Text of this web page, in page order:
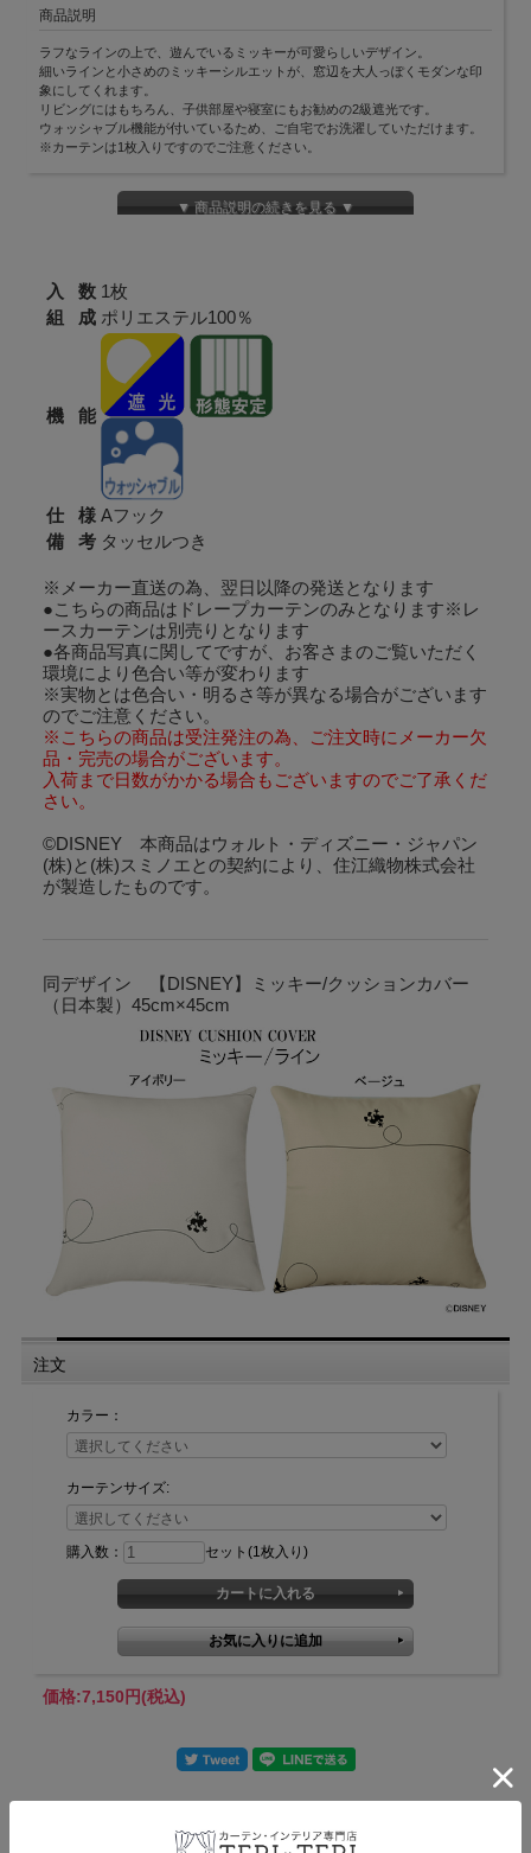
商品説明
ラフなラインの上で、遊んでいるミッキーが可愛らしいデザイン。
細いラインと小さめのミッキーシルエットが、窓辺を大人っぽくモダンな印
象にしてくれます。
リビングにはもちろん、子供部屋や寝室にもお勧めの2級遮光です。
ウォッシャブル機能が付いているため、ご自宅でお洗濯していただけます。
※カーテンは1枚入りですのでご注意ください。
▼ 商品説明の続きを見る ▼
入 数 1枚
組 成 ポリエステル100％
機 能
仕 様 Aフック
備 考 タッセルつき
※メーカー直送の為、翌日以降の発送となります
●こちらの商品はドレープカーテンのみとなります※レ
ースカーテンは別売りとなります
●各商品写真に関してですが、お客さまのご覧いただく
環境により色合い等が変わります
※実物とは色合い・明るさ等が異なる場合がございます
のでご注意ください。
※こちらの商品は受注発注の為、ご注文時にメーカー欠
品・完売の場合がございます。
入荷まで日数がかかる場合もございますのでご了承くだ
さい。
©DISNEY 本商品はウォルト・ディズニー・ジャパン
(株)と(株)スミノエとの契約により、住江織物株式会社
が製造したものです。
同デザイン 【DISNEY】ミッキー/クッションカバー
（日本製）45cm×45cm
注文
カラー：
カーテンサイズ:
購入数： セット(1枚入り)
価格:7,150円(税込)